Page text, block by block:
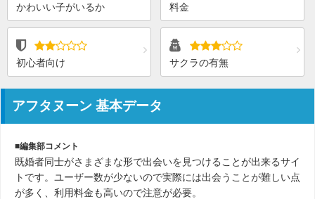
かわいい子がいるか 料金
初心者向け サクラの有無
アフタヌーン 基本データ
■編集部コメント
既婚者同士がさまざまな形で出会いを見つけることが出来るサイ
トです。ユーザー数が少ないので実際には出会うことが難しい点
が多く、利用料金も高いので注意が必要。